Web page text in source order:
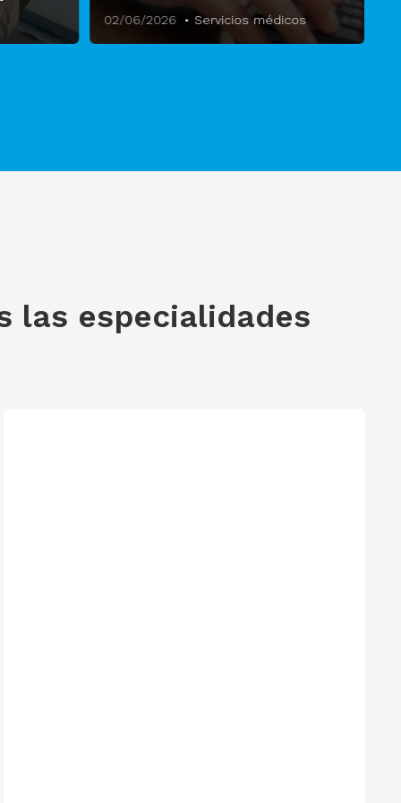
02/06/2026 Servicios médicos
las especialidades